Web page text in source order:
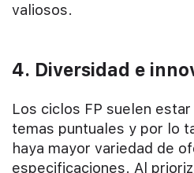
valiosos.
4. Diversidad e
Los ciclos FP suelen
temas puntuales y por lo
haya mayor variedad de
especificaciones. Al